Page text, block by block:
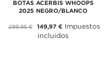
BOTAS ACERBIS WHOOPS
2025 NEGRO/BLANCO
299,95 € 149,97 € Impuestos
incluidos